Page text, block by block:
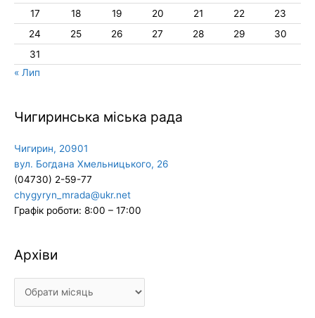
17
18 19 20 21 22
23
24
25 26 27 28 29
30
31
« Лип
Чигиринська міська рада
Чигирин, 20901
вул. Богдана Хмельницького, 26
(04730) 2-59-77
chygyryn_mrada@ukr.net
Графік роботи: 8:00 – 17:00
Архіви
Архіви